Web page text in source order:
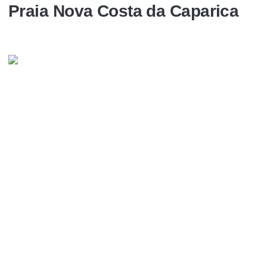
Praia Nova Costa da Caparica